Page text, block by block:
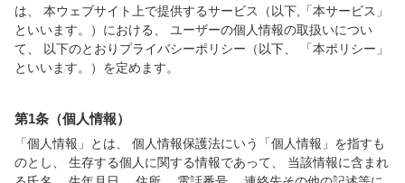
は、 本ウェブサイト上で提供するサービス（以下,「本サービス」
といいます。）における、 ユーザーの個人情報の取扱いについ
て、 以下のとおりプライバシーポリシー（以下、 「本ポリシー」
といいます。）を定めます。
第1条（個人情報）
「個人情報」とは、 個人情報保護法にいう「個人情報」を指すも
のとし、 生存する個人に関する情報であって、 当該情報に含まれ